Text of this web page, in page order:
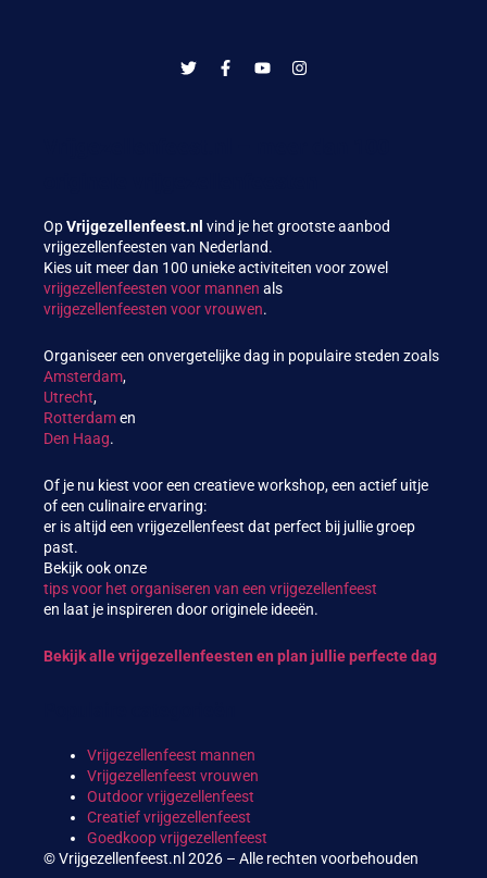
OpVrijgezellenfeest.nl vind je het grootste aanbod
vrijgezellenfeesten van Nederland.
Kies uit meer dan 100 unieke activiteiten voor zowel
vrijgezellenfeesten voor mannen als
vrijgezellenfeesten voor vrouwen.
Organiseer een onvergetelijke dag in populaire steden zoals
Amsterdam,
Utrecht,
Rotterdamen
Den Haag.
Of je nu kiest voor een creatieve workshop, een actief uitje
of een culinaire ervaring:
er is altijd een vrijgezellenfeest dat perfect bij jullie groep
past.
Bekijk ook onze
tips voor het organiseren van een vrijgezellenfeest
en laat je inspireren door originele ideeën.
Bekijk alle vrijgezellenfeesten en plan jullie perfecte dag
Vrijgezellenfeest mannen
Vrijgezellenfeest vrouwen
Outdoor vrijgezellenfeest
Creatief vrijgezellenfeest
Goedkoop vrijgezellenfeest
© Vrijgezellenfeest.nl 2026 – Alle rechten voorbehouden